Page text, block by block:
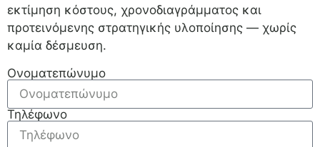
εκτίμηση κόστους, χρονοδιαγράμματος και
προτεινόμενης στρατηγικής υλοποίησης — χωρίς
καμία δέσμευση.
Ονοματεπώνυμο
Τηλέφωνο